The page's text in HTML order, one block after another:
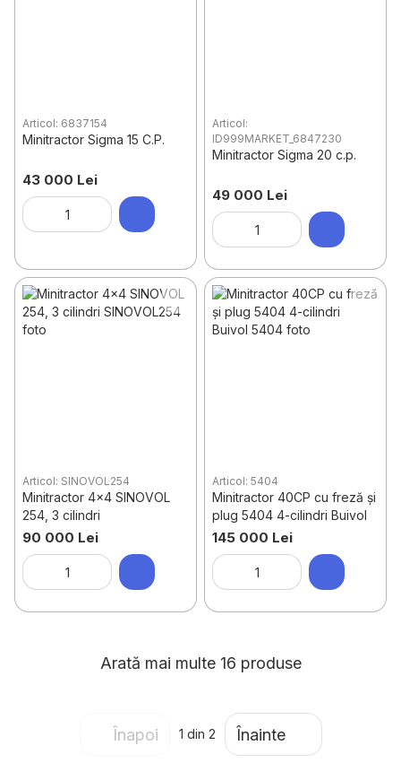
Articol: 6837154
Minitractor Sigma 15 C.P.
43 000 Lei
Articol:
ID999MARKET_6847230
Minitractor Sigma 20 c.p.
49 000 Lei
Articol: SINOVOL254
Minitractor 4x4 SINOVOL
254, 3 cilindri
90 000 Lei
Articol: 5404
Minitractor 40CP cu freză și
plug 5404 4-cilindri Buivol
145 000 Lei
Arată mai multe 16 produse
Înapoi 1 din 2 Înainte